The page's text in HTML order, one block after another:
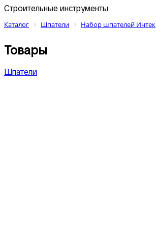
Строительные инструменты
Каталог
Шпатели Набор шпателей Интек
Товары
Шпатели